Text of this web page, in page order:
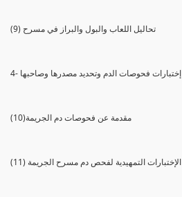
(9) تحاليل اللعاب والبول والبراز في مسرح
4- إختبارات فحوصات الدم وتحديد مصدرها وصاحبها
(10)مقدمة عن فحوصات دم الجريمة
(11) الإختبارات التمهيدية لفحص دم مسرح الجريمة